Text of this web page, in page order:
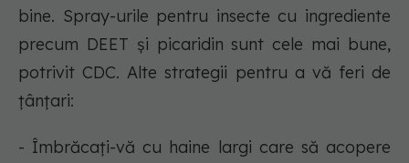
bine. Spray-urile pentru insecte cu ingrediente
precum DEET și picaridin sunt cele mai bune,
potrivit CDC. Alte strategii pentru a vă feri de
țânțari:
- Îmbrăcați-vă cu haine largi care să acopere